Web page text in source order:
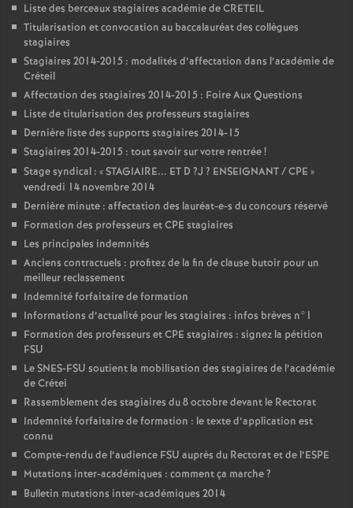
Liste des berceaux stagiaires académie deCRETEIL
Titularisation et convocation au baccalauréat des collègues
stagiaires
Stagiaires 2014-2015 : modalités d’affectation dans l’académie de
Créteil
Affectation des stagiaires 2014-2015 : Foire Aux Questions
Liste de titularisation des professeurs stagiaires
Dernière liste des supports stagiaires 2014-15
Stagiaires 2014-2015 : tout savoir sur votre rentrée!
Stage syndical : «STAGIAIRE... ET D ?J ? ENSEIGNANT/CPE »
vendredi 14 novembre 2014
Dernière minute : affectation des lauréat-e-s du concours réservé
Formation des professeurs etCPE stagiaires
Les principales indemnités
Anciens contractuels : profitez de la fin de clause butoir pour un
meilleur reclassement
Indemnité forfaitaire de formation
Informations d’actualité pour les stagiaires : infos brèves n°1
Formation des professeurs etCPE stagiaires : signez la pétition
FSU
LeSNES-FSU soutient la mobilisation des stagiaires de l’académie
de Crétei
Rassemblement des stagiaires du 8 octobre devant le Rectorat
Indemnité forfaitaire de formation : le texte d’application est
connu
Compte-rendu de l’audience FSU auprès du Rectorat et de l’ESPE
Mutations inter-académiques : comment ça marche?
Bulletin mutations inter-académiques 2014